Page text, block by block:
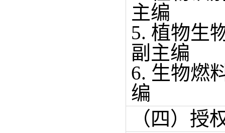
主编
5. 植物生
副主编
6. 生物燃
编
（四）授